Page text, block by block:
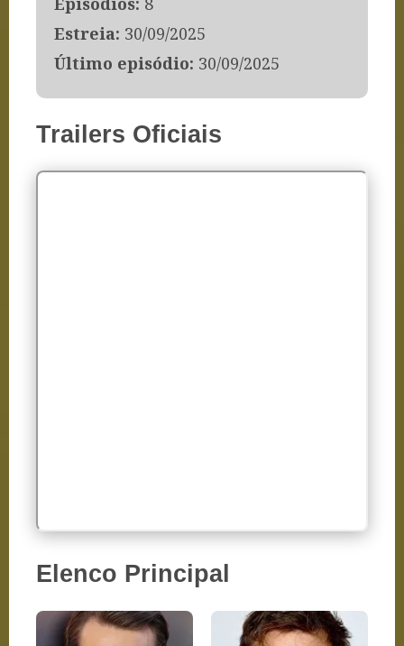
Estreia: 30/09/2025
Último episódio: 30/09/2025
Trailers Oficiais
Elenco Principal